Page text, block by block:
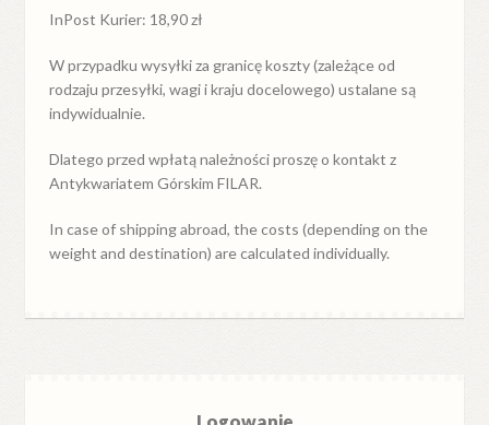
InPost Kurier: 18,90 zł
W przypadkuwysyłkiza granicękoszty (zależące od
rodzaju przesyłki, wagi i kraju docelowego) ustalane są
indywidualnie.
Dlatego przed wpłatą należności proszę o kontakt z
Antykwariatem Górskim FILAR.
In case of shipping abroad, the costs (depending on the
weight and destination) are calculated individually.